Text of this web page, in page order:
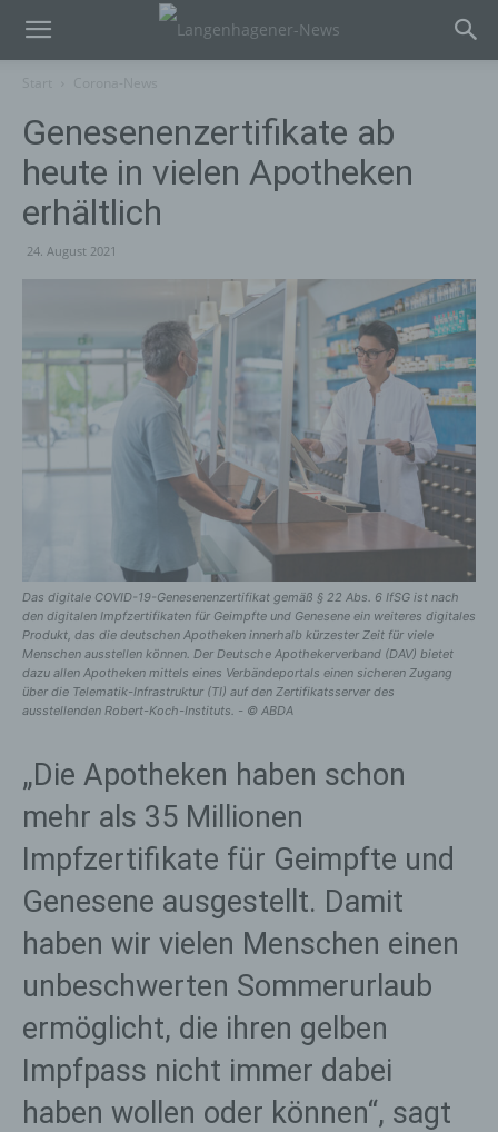
Genesenenzertifikate ab
heute in vielen Apotheken
erhältlich
24. August 2021
Das digitale COVID-19-Genesenenzertifikat gemäß § 22 Abs. 6 IfSG ist nach
den digitalen Impfzertifikaten für Geimpfte und Genesene ein weiteres digitales
Produkt, das die deutschen Apotheken innerhalb kürzester Zeit für viele
Menschen ausstellen können. Der Deutsche Apothekerverband (DAV) bietet
dazu allen Apotheken mittels eines Verbändeportals einen sicheren Zugang
über die Telematik-Infrastruktur (TI) auf den Zertifikatsserver des
ausstellenden Robert-Koch-Instituts. - © ABDA
„Die Apotheken haben schon
mehr als 35 Millionen
Impfzertifikate für Geimpfte und
Genesene ausgestellt. Damit
haben wir vielen Menschen einen
unbeschwerten Sommerurlaub
ermöglicht, die ihren gelben
Impfpass nicht immer dabei
haben wollen oder können“, sagt